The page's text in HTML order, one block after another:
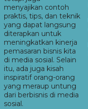
menyajikan contoh
praktis, tips, dan teknik
yang dapat langsung
diterapkan untuk
meningkatkan kinerja
pemasaran bisnis kita
di media sosial. Selain
itu, ada juga kisah
inspiratif orang-orang
yang meraup untung
dari berbisnis di media
sosial.